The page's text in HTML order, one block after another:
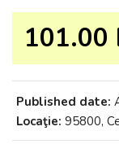
101.00
Published date:
Locaţie: 95800,